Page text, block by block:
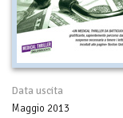
Data uscita
Maggio 2013